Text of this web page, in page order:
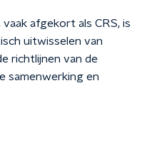
afgekort als CRS, is
uitwisselen van
richtlijnen van de
samenwerking en